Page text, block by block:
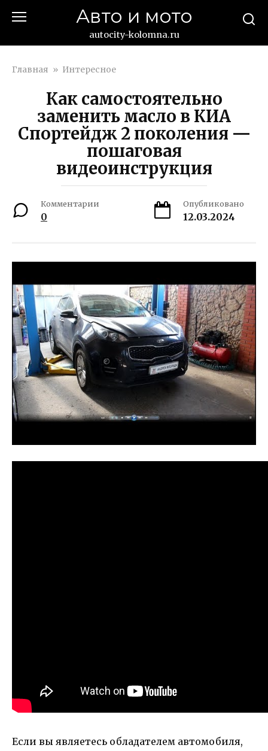
Авто и мото
autocity-kolomna.ru
Главная » Интересное
Как самостоятельно
заменить масло в КИА
Спортейдж 2 поколения —
пошаговая
видеоинструкция
Комментарии
0
Опубликовано
12.03.2024
Если вы являетесь обладателем автомобиля,